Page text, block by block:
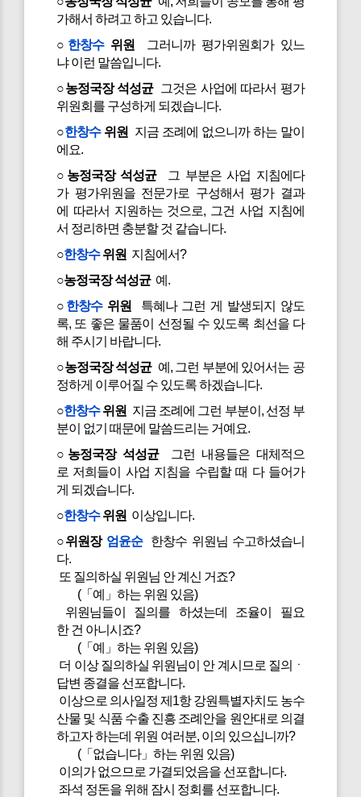
가해서 하려고 하고 있습니다.
○ 한창수위원 그러니까 평가위원회가 있느
냐 이런 말씀입니다.
○농정국장 석성균그것은 사업에 따라서 평가
위원회를 구성하게 되겠습니다.
○한창수위원
지금 조례에 없으니까 하는 말이
에요.
○농정국장 석성균그 부분은 사업 지침에다
가 평가위원을 전문가로 구성해서 평가 결과
에 따라서 지원하는 것으로, 그건 사업 지침에
서 정리하면 충분할 것 같습니다.
○한창수위원 지침에서?
○농정국장 석성균예.
○ 한창수위원
특혜나 그런 게 발생되지 않도
록, 또 좋은 물품이 선정될 수 있도록 최선을 다
해 주시기 바랍니다.
○농정국장 석성균예, 그런 부분에 있어서는 공
정하게 이루어질 수 있도록 하겠습니다.
○한창수위원 지금 조례에 그런 부분이, 선정 부
분이 없기 때문에 말씀드리는 거예요.
○농정국장 석성균그런 내용들은 대체적으
로 저희들이 사업 지침을 수립할 때 다 들어가
게 되겠습니다.
○한창수위원 이상입니다.
○위원장 엄윤순한창수 위원님 수고하셨습니
다.
또 질의하실 위원님 안 계신 거죠?
(「예」하는 위원 있음)
위원님들이 질의를 하셨는데 조율이 필요
한 건 아니시죠?
(「예」하는 위원 있음)
더 이상 질의하실 위원님이 안 계시므로 질의ㆍ
답변 종결을 선포합니다.
이상으로 의사일정 제1항 강원특별자치도 농수
산물 및 식품 수출 진흥 조례안을 원안대로 의결
하고자 하는데 위원 여러분, 이의 있으십니까?
(「없습니다」하는 위원 있음)
이의가 없으므로 가결되었음을 선포합니다.
좌석 정돈을 위해 잠시 정회를 선포합니다.